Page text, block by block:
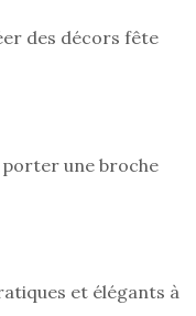
des décors fête
porter une broche
et élégants à